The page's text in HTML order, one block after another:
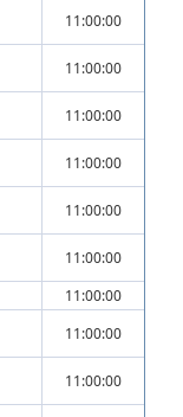
11:00:00
11:00:00
11:00:00
11:00:00
11:00:00
11:00:00
11:00:00
11:00:00
11:00:00